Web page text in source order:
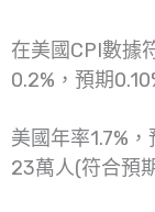
在美國CPI數據
0.2%，預期
美國年率1.7%
23萬人(符合預